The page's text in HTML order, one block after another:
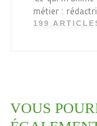
métier :
199
VOUS